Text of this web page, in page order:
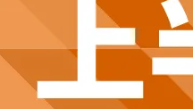
ロジェクトをやってほしい 191
フェスタ2024」の損害